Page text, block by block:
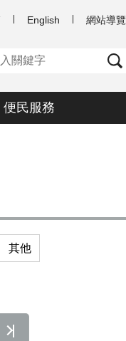
English 網站導覽
便民服務
其他